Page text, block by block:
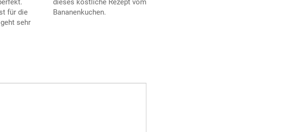
für die
sehr
dieses köstliche Rezept vom
Bananenkuchen.